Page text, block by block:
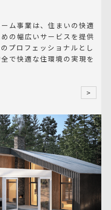
ム事業は、住まいの快適
の幅広いサービスを提供
プロフェッショナルとし
で快適な住環境の実現を
>